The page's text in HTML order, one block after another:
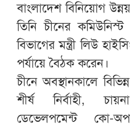
বাংলাদেশ বিনিয়োগ
তিনি চীনের কমিউনিস্ট
বিভাগের মন্ত্রী লিউ
পর্যায়ে বৈঠক করেন।
চীনে অবস্থানকালে
শীর্ষ নির্বাহী,
ডেভেলপমেন্ট কো-